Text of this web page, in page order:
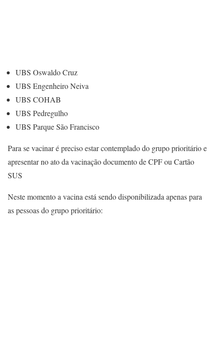
UBS Oswaldo Cruz
UBS Engenheiro Neiva
UBS COHAB
UBS Pedregulho
UBS Parque São Francisco
Para se vacinar é preciso estar contemplado do grupo prioritário e
apresentar no ato da vacinação documento de CPF ou Cartão
SUS
Neste momento a vacina está sendo disponibilizada apenas para
as pessoas do grupo prioritário: